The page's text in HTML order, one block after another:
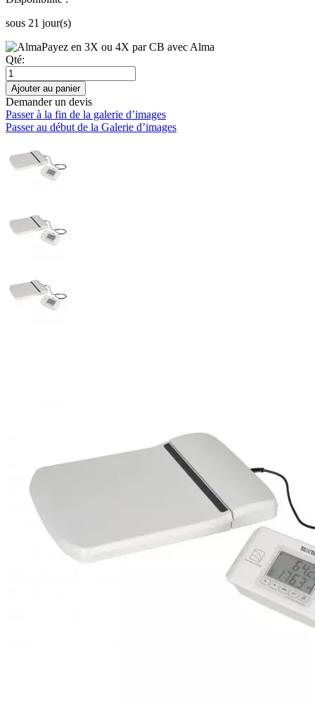
sous 21 jour(s)
Payez en 3X ou 4X par CB avec Alma
Qté:
Ajouter au panier
Demander un devis
Passer à la fin de la galerie d’images
Passer au début de la Galerie d’images